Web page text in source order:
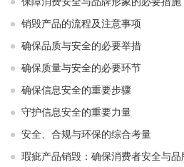
销毁产品的流程及注意事项
确保品质与安全的必要举措
确保质量与安全的必要环节
确保信息安全的重要步骤
守护信息安全的重要力量
安全、合规与环保的综合考量
瑕疵产品销毁：确保消费者安全与